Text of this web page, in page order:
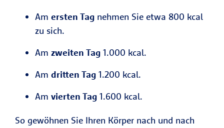
Am ersten Tag nehmen Sie etwa 800 kcal
zu sich.
Am zweiten Tag 1.000 kcal.
Am dritten Tag 1.200 kcal.
Am vierten Tag 1.600 kcal.
So gewöhnen Sie Ihren Körper nach und nach